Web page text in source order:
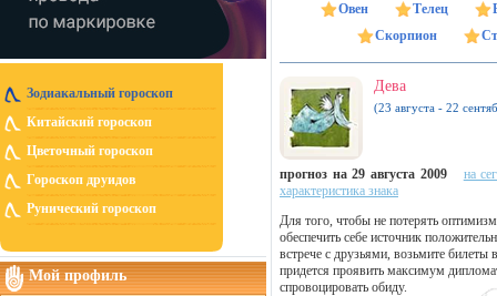
Зодиакальный гороскоп
Китайский гороскоп
Цветочный гороскоп
Гороскоп друидов
Рунический гороскоп
Мой профиль
Овен Телец
Скорпион
Дева
(23 августа - 22
прогноз на 29 августа 2009
на
характеристика знака
Для того, чтобы не потерять
обеспечить себе источник
встрече с друзьями, возьмите
придется проявить максимум
спровоцировать обиду.